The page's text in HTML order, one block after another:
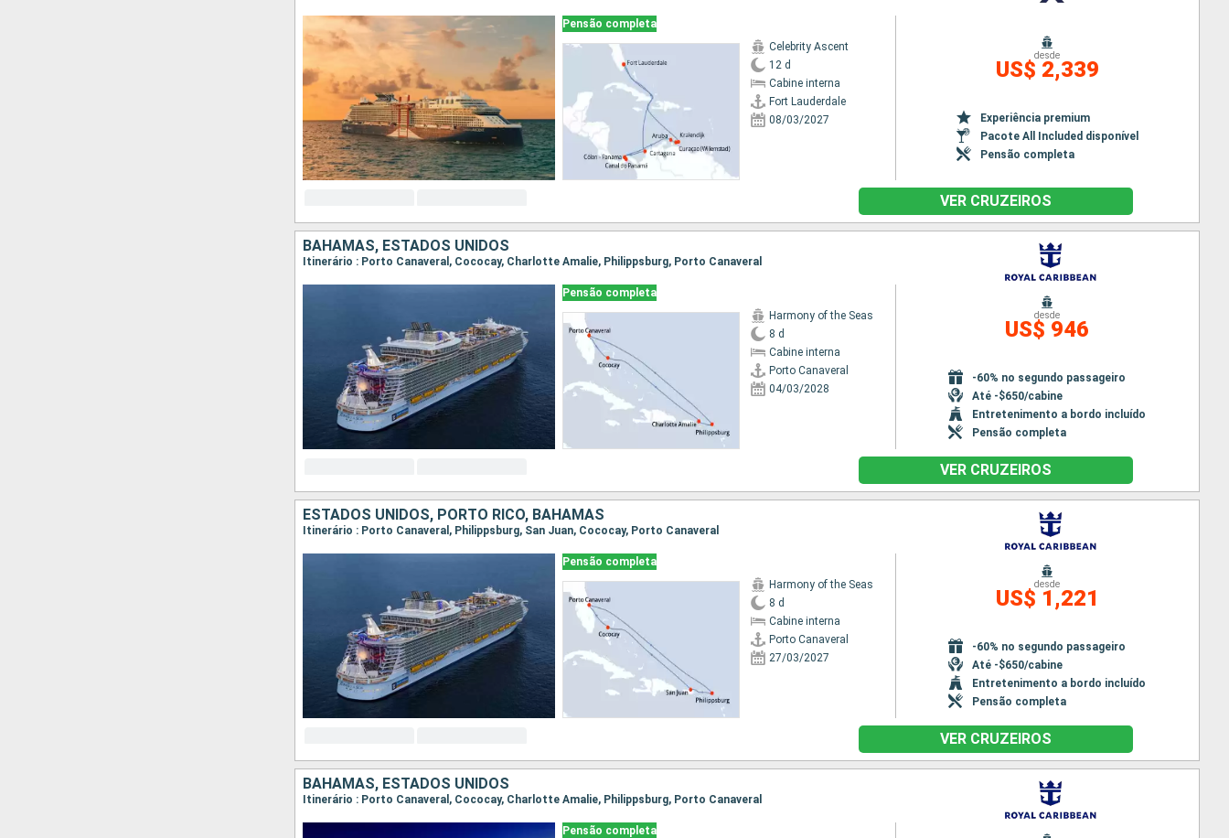
Pensão completa
Celebrity Ascent
12 d
Cabine interna
Fort Lauderdale
08/03/2027
desde
US$ 2,339
Experiência premium
Pacote All Included disponível
Pensão completa
VER CRUZEIROS
BAHAMAS, ESTADOS UNIDOS
Itinerário : Porto Canaveral, Cococay, Charlotte Amalie, Philippsburg, Porto Canaveral
Pensão completa
Harmony of the Seas
8 d
Cabine interna
Porto Canaveral
04/03/2028
desde
US$ 946
-60% no segundo passageiro
Até -$650/cabine
Entretenimento a bordo incluído
Pensão completa
VER CRUZEIROS
ESTADOS UNIDOS, PORTO RICO, BAHAMAS
Itinerário : Porto Canaveral, Philippsburg, San Juan, Cococay, Porto Canaveral
Pensão completa
Harmony of the Seas
8 d
Cabine interna
Porto Canaveral
27/03/2027
desde
US$ 1,221
-60% no segundo passageiro
Até -$650/cabine
Entretenimento a bordo incluído
Pensão completa
VER CRUZEIROS
BAHAMAS, ESTADOS UNIDOS
Itinerário : Porto Canaveral, Cococay, Charlotte Amalie, Philippsburg, Porto Canaveral
Pensão completa